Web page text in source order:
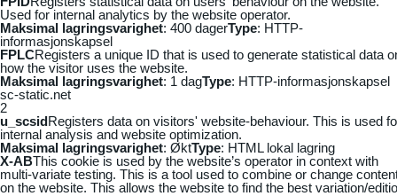
Used for internal analytics by the website operator.
Maksimal lagringsvarighet: 400 dagerType: HTTP-
informasjonskapsel
FPLCRegisters a unique ID that is used to generate statistical data
how the visitor uses the website.
Maksimal lagringsvarighet: 1 dagType: HTTP-informasjonskapsel
sc-static.net
2
u_scsidRegisters data on visitors' website-behaviour. This is used
internal analysis and website optimization.
Maksimal lagringsvarighet: ØktType: HTML lokal lagring
X-ABThis cookie is used by the website’s operator in context with
multi-variate testing. This is a tool used to combine or change
on the website. This allows the website to find the best variation/